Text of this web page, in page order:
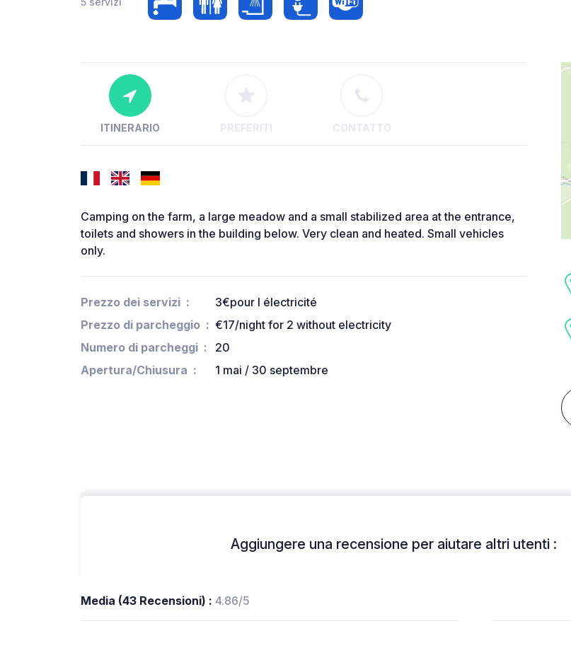
ITINERARIO PREFERITI CONTATTO
Camping on the farm, a large meadow and a small stabilized area at the entrance,
toilets and showers in the building below. Very clean and heated. Small vehicles
only.
Prezzo dei servizi
3€pour l électricité
Prezzo di parcheggio
€17/night for 2 without electricity
Numero di parcheggi
20
Apertura/Chiusura
1 mai / 30 septembre
Aggiungere una recensione per aiutare altri utenti :
Media (43 Recensioni) : 4.86/5